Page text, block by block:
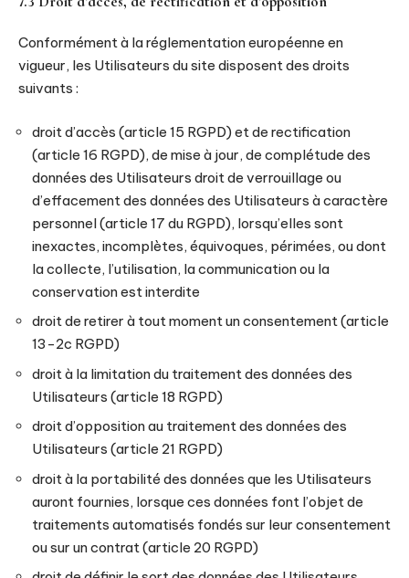
Conformément à la réglementation européenne en
vigueur, les Utilisateurs du site disposent des droits
suivants :
droit d’accès (article 15 RGPD) et de rectification
(article 16 RGPD), de mise à jour, de complétude des
données des Utilisateurs droit de verrouillage ou
d’effacement des données des Utilisateurs à caractère
personnel (article 17 du RGPD), lorsqu’elles sont
inexactes, incomplètes, équivoques, périmées, ou dont
la collecte, l’utilisation, la communication ou la
conservation est interdite
droit de retirer à tout moment un consentement (article
13-2c RGPD)
droit à la limitation du traitement des données des
Utilisateurs (article 18 RGPD)
droit d’opposition au traitement des données des
Utilisateurs (article 21 RGPD)
droit à la portabilité des données que les Utilisateurs
auront fournies, lorsque ces données font l’objet de
traitements automatisés fondés sur leur consentement
ou sur un contrat (article 20 RGPD)